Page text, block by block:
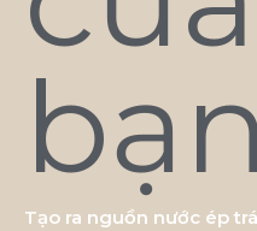
bạn
Tạo ra nguồn nước ép